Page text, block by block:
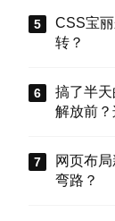
CSS宝
转？
搞了半
解放前
车”。
网页布
弯路？